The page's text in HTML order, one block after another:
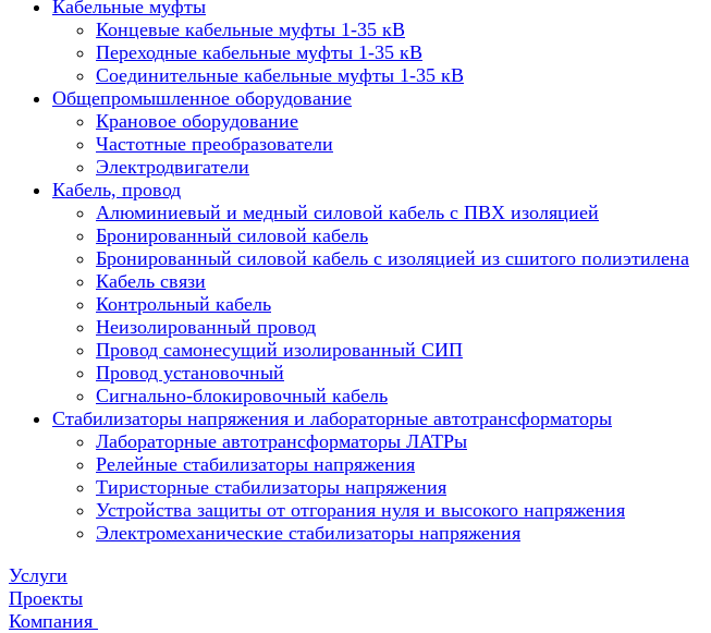
Кабельные муфты
Концевые кабельные муфты 1-35 кВ
Переходные кабельные муфты 1-35 кВ
Соединительные кабельные муфты 1-35 кВ
Общепромышленное оборудование
Крановое оборудование
Частотные преобразователи
Электродвигатели
Кабель, провод
Алюминиевый и медный силовой кабель с ПВХ изоляцией
Бронированный силовой кабель
Бронированный силовой кабель с изоляцией из сшитого полиэтилена
Кабель связи
Контрольный кабель
Неизолированный провод
Провод самонесущий изолированный СИП
Провод установочный
Сигнально-блокировочный кабель
Стабилизаторы напряжения и лабораторные автотрансформаторы
Лабораторные автотрансформаторы ЛАТРы
Релейные стабилизаторы напряжения
Тиристорные стабилизаторы напряжения
Устройства защиты от отгорания нуля и высокого напряжения
Электромеханические стабилизаторы напряжения
Услуги
Проекты
Компания